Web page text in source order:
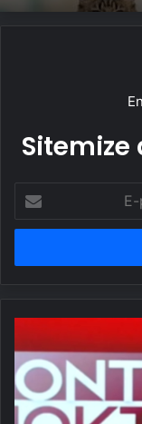
posta
adresinizi
Kimsenin
Abdullah
Öcalan'ı
affetme